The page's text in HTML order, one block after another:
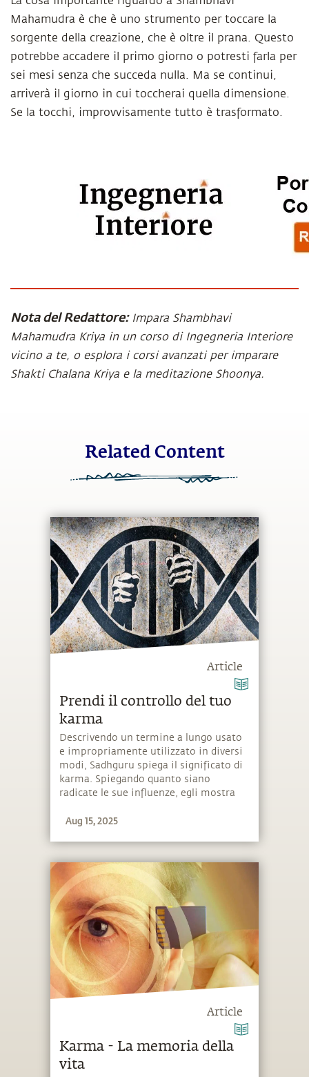
Mahamudra è che è uno strumento per toccare la
sorgente della creazione, che è oltre il prana. Questo
potrebbe accadere il primo giorno o potresti farla per
sei mesi senza che succeda nulla. Ma se continui,
arriverà il giorno in cui toccherai quella dimensione.
Se la tocchi, improvvisamente tutto è trasformato.
Nota del Redattore: Impara Shambhavi
Mahamudra Kriya in un corso di Ingegneria Interiore
vicino a te, o esplora i corsi avanzati per imparare
Shakti Chalana Kriya e la meditazione Shoonya.
Related Content
Article
Prendi il controllo del tuo
karma
Descrivendo un termine a lungo usato
e impropriamente utilizzato in diversi
modi, Sadhguru spiega il significato di
karma. Spiegando quanto siano
radicate le sue influenze, egli mostra
complessa struttura.
Aug 15, 2025
Article
Karma - La memoria della
vita